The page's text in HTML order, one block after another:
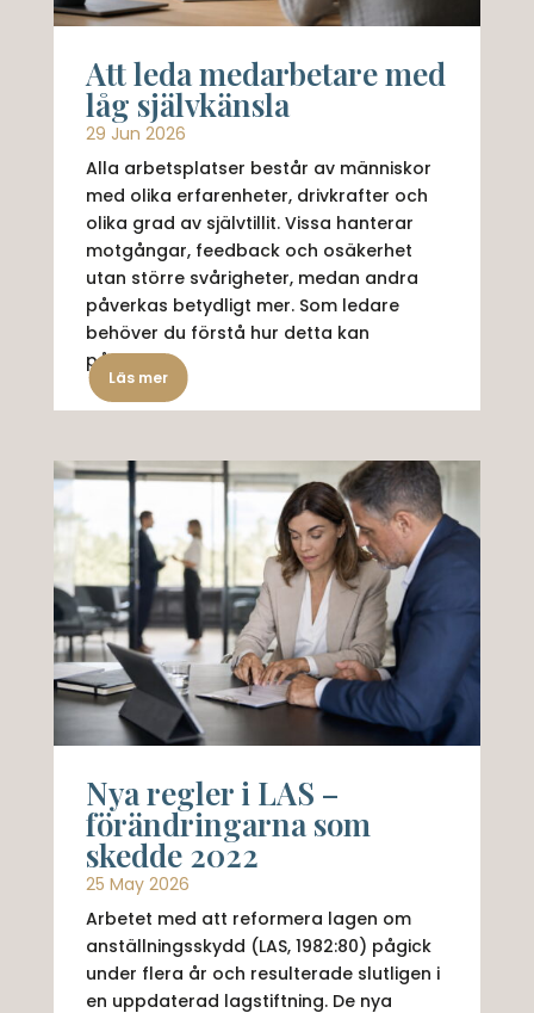
Att leda medarbetare med
låg självkänsla
29 Jun 2026
Alla arbetsplatser består av människor
med olika erfarenheter, drivkrafter och
olika grad av självtillit. Vissa hanterar
motgångar, feedback och osäkerhet
utan större svårigheter, medan andra
påverkas betydligt mer. Som ledare
behöver du förstå hur detta kan
påverka...
Läs mer
Nya regler i LAS –
förändringarna som
skedde 2022
25 May 2026
Arbetet med att reformera lagen om
anställningsskydd (LAS, 1982:80) pågick
under flera år och resulterade slutligen i
en uppdaterad lagstiftning. De nya